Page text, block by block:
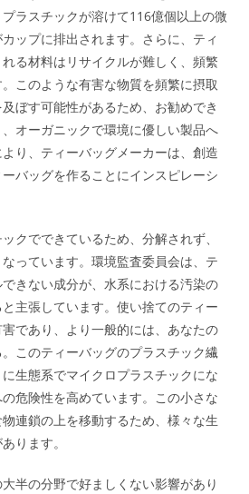
ラスチックが溶けて116億個以上の微
ップに排出されます。さらに、ティ
る材料はリサイクルが難しく、頻繁
このような有害な物質を頻繁に摂取
ぼす可能性があるため、お勧めでき
オーガニックで環境に優しい製品へ
り、ティーバッグメーカーは、創造
バッグを作ることにインスピレーシ
クでできているため、分解されず、
っています。環境監査委員会は、テ
きない成分が、水系における汚染の
主張しています。使い捨てのティー
であり、より一般的には、あなたの
このティーバッグのプラスチック繊
生態系でマイクロプラスチックにな
危険性を高めています。この小さな
連鎖の上を移動するため、様々な生
ります。
半の分野で好ましくない影響があり